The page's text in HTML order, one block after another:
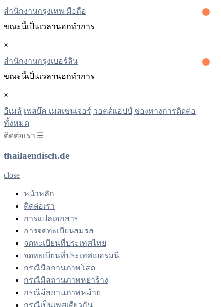
สำนักงานกรุงเทพ มือถือ
ขณะนี้เป็นเวลานอกทําการ
×
สํานักงานกรุงเบอร์ลิน
ขณะนี้เป็นเวลานอกทําการ
×
อีเมล์ เฟสบุ๊ค เมสเซนเจอร์ วอตส์แอปป์ ช่องทางการติดต่อ
ทั้งหมด
ติดต่อเรา ☰
thailaendisch.de
close
หน้าหลัก
ติดต่อเรา
การแปลเอกสาร
การจดทะเบียนสมรส
จดทะเบียนที่ประเทศไทย
จดทะเบียนที่ประเทศเยอรมนี
กรณีมีสถานภาพโสด
กรณีมีสถานภาพหย่าร้าง
กรณีมีสถานภาพหม้าย
กรณีเป็นเพศเดียวกัน